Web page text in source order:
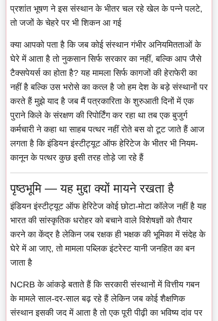
प्रशांत भूषण ने इस संस्थान के भीतर चल रहे खेल के पन्ने पलटे,
तो जजों के चेहरे पर भी शिकन आ गई
क्या आपको पता है कि जब कोई संस्थान गंभीर अनियमितताओं के
घेरे में आता है तो नुकसान सिर्फ सरकार का नहीं, बल्कि आप जैसे
टैक्सपेयर्स का होता है? यह मामला सिर्फ कागजों की हेराफेरी का
नहीं है बल्कि उस भरोसे का कत्ल है जो हम देश के बड़े संस्थानों पर
करते हैं मुझे याद है जब मैं पत्रकारिता के शुरुआती दिनों में एक
पुराने किले के संरक्षण की रिपोर्टिंग कर रहा था तब एक बुजुर्ग
कर्मचारी ने कहा था साहब पत्थर नहीं रोते बस वो टूट जाते हैं आज
लगता है कि इंडियन इंस्टीट्यूट ऑफ हेरिटेज के भीतर भी नियम-
कानून के पत्थर कुछ इसी तरह तोड़े जा रहे हैं
पृष्ठभूमि — यह मुद्दा क्यों मायने रखता है
इंडियन इंस्टीट्यूट ऑफ हेरिटेज कोई छोटा-मोटा कॉलेज नहीं है यह
भारत की सांस्कृतिक धरोहर को बचाने वाले विशेषज्ञों को तैयार
करने का केंद्र है लेकिन जब रक्षक ही भक्षक की भूमिका में संदेह के
घेरे में आ जाए, तो मामला पब्लिक इंटरेस्ट यानी जनहित का बन
जाता है
NCRB के आंकड़े बताते हैं कि सरकारी संस्थानों में वित्तीय गबन
के मामले साल-दर-साल बढ़ रहे हैं लेकिन जब कोई शैक्षणिक
संस्थान इसकी जद में आता है तो एक पूरी पीढ़ी का भविष्य दांव पर